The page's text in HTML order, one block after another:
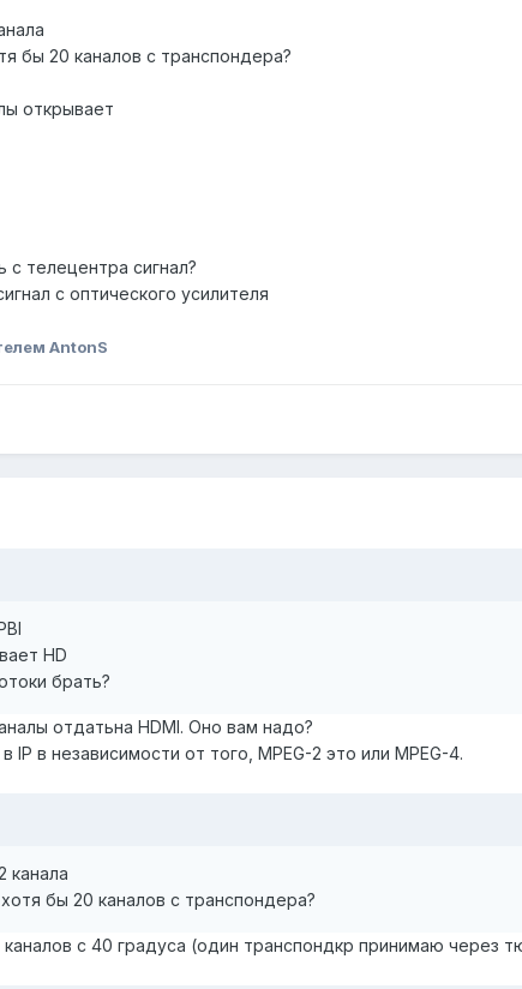
бы 20 каналов с транспондера?
открывает
с телецентра сигнал?
с оптического усилителя
AntonS
HD
брать?
отдатьна HDMI. Оно вам надо?
в независимости от того, MPEG-2 это или MPEG-4.
канала
бы 20 каналов с транспондера?
с 40 градуса (один транспондкр принимаю через